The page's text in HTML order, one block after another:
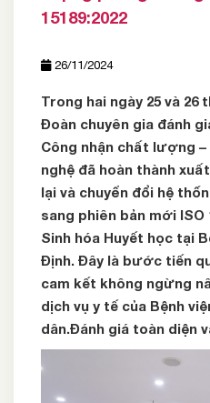
15189:2022
26/11/2024
Trong hai ngày 25 và 26
Đoàn chuyên gia đánh
Công nhận chất lượng –
nghệ đã hoàn thành
lại và chuyển đổi hệ
sang phiên bản mới ISO
Sinh hóa Huyết học tại
Định. Đây là bước tiến
cam kết không ngừng
dịch vụ y tế của Bệnh
dân.Đánh giá toàn diện